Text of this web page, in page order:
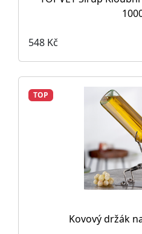
548 Kč
TOP
Kovový držák